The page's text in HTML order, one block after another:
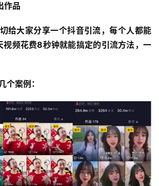
作品
给大家分享一个抖音引流，每个人都能
视频花费8秒钟就能搞定的引流方法，一
个案例：